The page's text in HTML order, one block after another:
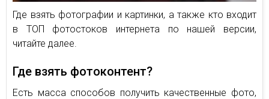
Где взять фотографии и картинки, а также кто входит
в ТОП фотостоков интернета по нашей версии,
читайте далее.
Где взять фотоконтент?
Есть масса способов получить качественные фото,